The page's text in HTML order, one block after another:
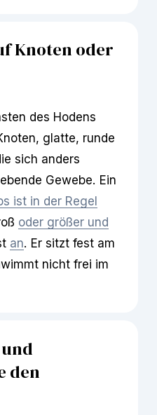
Knoten oder
des Hodens
glatte, runde
sich anders
ist in der Regel
oder größer und
an. Er sitzt fest am
nicht frei im
den